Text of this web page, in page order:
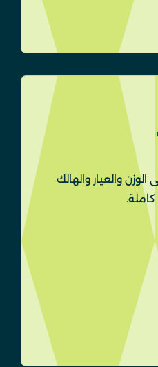
الوزن والعيار والهالك